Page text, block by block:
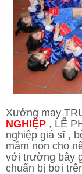
Xưởng may
NGHIỆP , LỄ
nghiệp giá sĩ ,
mầm non cho
với trường bây
chuẩn bị bơi